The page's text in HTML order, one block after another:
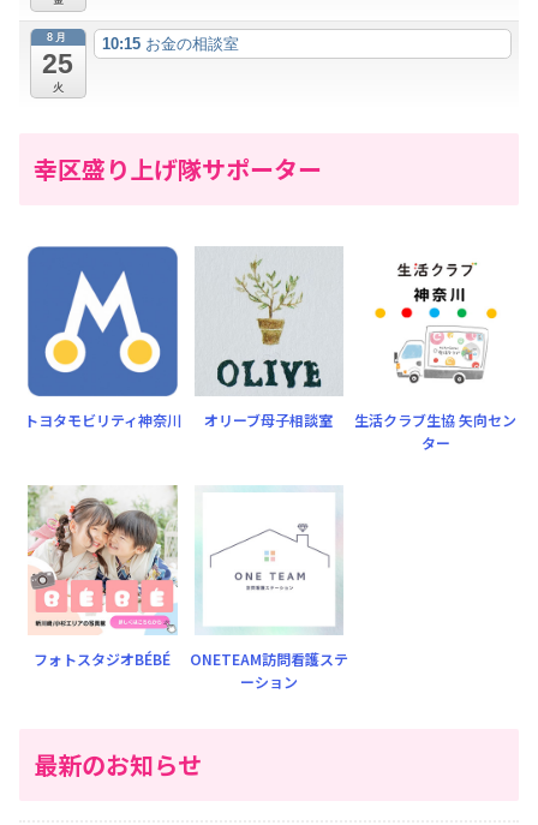
8月
25
火
10:15 お金の相談室
幸区盛り上げ隊サポーター
トヨタモビリティ神奈川 オリーブ母子相談室
生活クラブ生協 矢向セン
ター
フォトスタジオBÉBÉ
ONETEAM訪問看護ステ
ーション
最新のお知らせ